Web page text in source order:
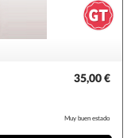
35,00 €
Muy buen estado